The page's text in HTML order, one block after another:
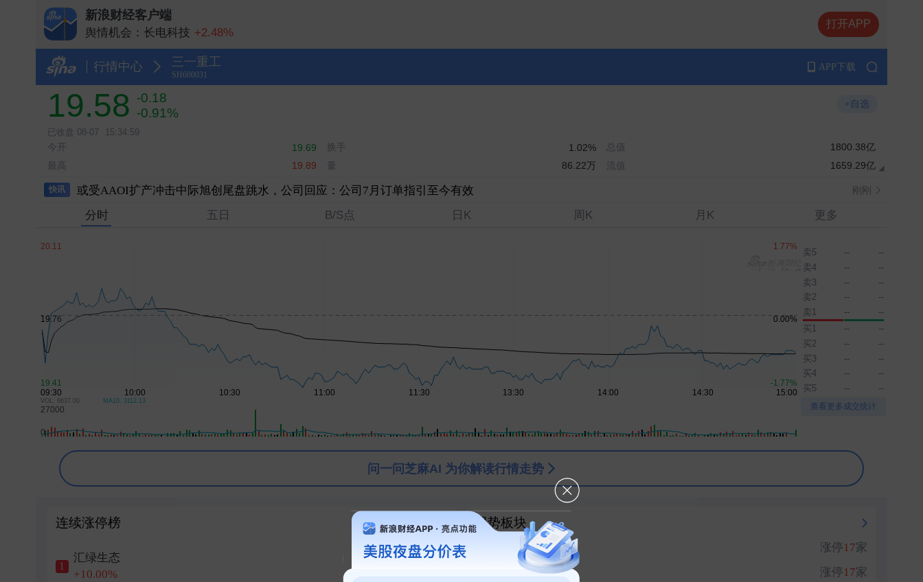
新浪财经客户端
舆情机会：长电科技 +2.48%
舆情机会：长鑫科技 +1.00%
舆情机会：中际旭创 -3.68%
舆情机会：兆易创新 +8.32%
舆情机会：云南锗业
打开APP
行情中心 三一重工
SH600031
APP下载
19.58 -0.18
-0.91%
已收盘 08-07 15:34:59
今开 19.69 换手 1.02% 总值
1800.38亿
最高
19.89 86.22万 流值 1659.29亿
+自选
快讯
高盛对中际旭创的多头持仓比例降至11.6％ 刚刚
或受AAOI扩产冲击中际旭创尾盘跳水，公司回应：公司7月订单指引至今有效 刚刚
进入电信运营商市场、与佳贤通信合作开发6G AI-RAN基站？英伟达回应：毫无根据 对我们在该地区活动的描述不属实
中汽协：2026年6月，汽车整车进口3.8万辆
中际旭创成交额达500亿元 刚刚
“AI教父”拉响警报：人类可能无法战胜下一代AI模型
韩国交易所将推出ETF盘后交易业务 刚刚
卖5 --
--
卖4
--
--
卖3
--
--
卖2
--
--
卖1
--
--
买1
--
--
买2
--
--
买3
--
--
买4
--
--
买5
-- --
查看更多成交统计
分时 五日 B/S点 日K 周K 月K 更多
▲
VOL: 6637.00 MA10: 3112.13
问一问芝麻AI 为你解读行情走势
连续涨停榜
1
汇绿生态
+10.00%
强势板块
PCB概念 涨停17家
生物医药 涨停17家